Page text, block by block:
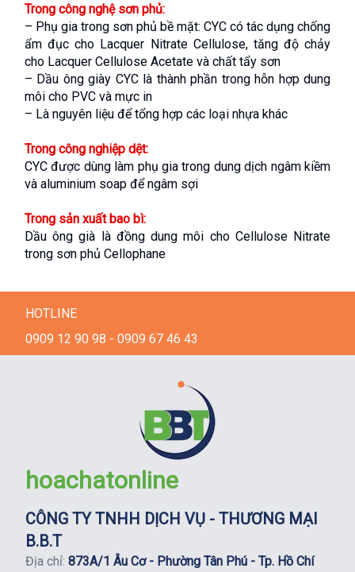
Trong công nghệ sơn phủ:
– Phụ gia trong sơn phủ bề mặt: CYC có tác dụng chống
ẩm đục cho Lacquer Nitrate Cellulose, tăng độ chảy
cho Lacquer Cellulose Acetate và chất tẩy sơn
– Dầu ông giày CYC là thành phần trong hỗn hợp dung
môi cho PVC và mực in
– Là nguyên liệu để tổng hợp các loại nhựa khác
Trong công nghiệp dệt:
CYC được dùng làm phụ gia trong dung dịch ngâm kiềm
và aluminium soap để ngâm sợi
Trong sản xuất bao bì:
Dầu ông già là đồng dung môi cho Cellulose Nitrate
trong sơn phủ Cellophane
HOTLINE
0909 12 90 98 - 0909 67 46 43
hoachatonline
CÔNG TY TNHH DỊCH VỤ - THƯƠNG MẠI
B.B.T
Địa chỉ: 873A/1 Âu Cơ - Phường Tân Phú - Tp. Hồ Chí